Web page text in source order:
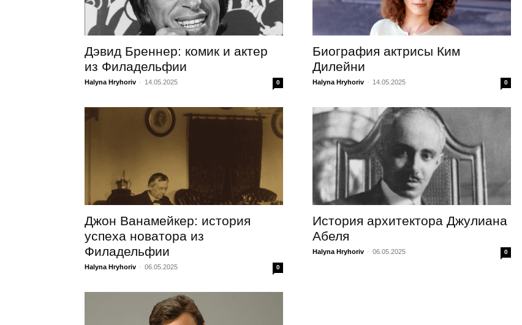
Дэвид Бреннер: комик и актер
из Филадельфии
Halyna Hryhoriv - 14.05.2025 0
Биография актрисы Ким
Дилейни
Halyna Hryhoriv - 14.05.2025 0
Джон Ванамейкер: история
успеха новатора из
Филадельфии
Halyna Hryhoriv - 06.05.2025 0
История архитектора Джулиана
Абеля
Halyna Hryhoriv - 06.05.2025 0